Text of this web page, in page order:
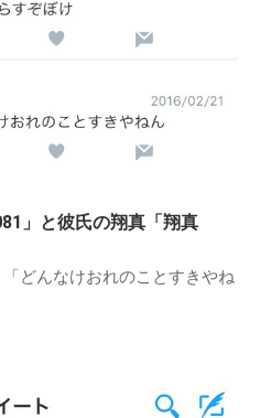
」と彼氏の翔真「翔真
どんなけおれのことすきやね